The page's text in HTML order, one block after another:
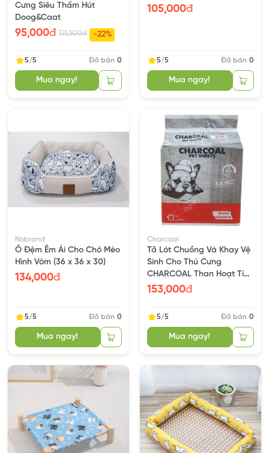
Cưng Siêu Thấm Hút
Doog&Caat
95,000đ 121,500đ -22%
5/5 Đã bán 0
Mua ngay!
105,000đ
5/5 Đã bán 0
Mua ngay!
Nobrand
Ổ Đệm Êm Ái Cho Chó Mèo
Hình Vòm (36 x 36 x 30)
134,000đ
5/5 Đã bán 0
Mua ngay!
Charcoal
Tã Lót Chuồng Và Khay Vệ
Sinh Cho Thú Cưng
CHARCOAL Than Hoạt Tính
Giúp Khử Mùi
153,000đ
5/5 Đã bán 0
Mua ngay!